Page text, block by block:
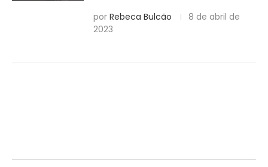
por Rebeca Bulcão
8 de abril de
2023